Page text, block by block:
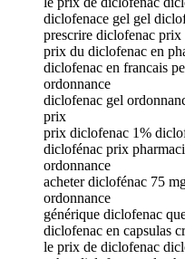
diclofenace gel gel
prescrire diclofenac
prix du diclofenac en
diclofenac en francais
ordonnance
diclofenac gel
prix
prix diclofenac 1%
diclofénac prix
ordonnance
acheter diclofénac 75
ordonnance
générique diclofenac
diclofenac en capsulas
le prix de diclofenac